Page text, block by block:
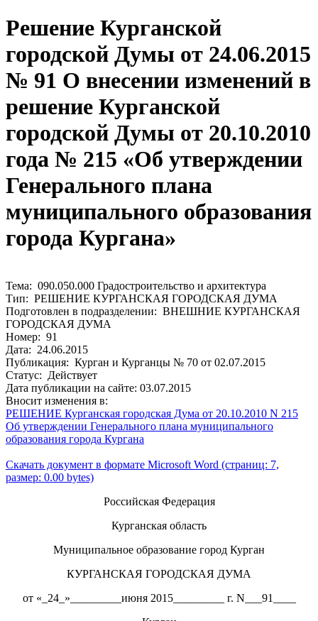
Решение Курганской
городской Думы от 24.06.2015
№ 91 О внесении изменений в
решение Курганской
городской Думы от 20.10.2010
года № 215 «Об утверждении
Генерального плана
муниципального образования
города Кургана»
Тема: 090.050.000 Градостроительство и архитектура
Тип: РЕШЕНИЕ КУРГАНСКАЯ ГОРОДСКАЯ ДУМА
Подготовлен в подразделении: ВНЕШНИЕ КУРГАНСКАЯ
ГОРОДСКАЯ ДУМА
Номер: 91
Дата: 24.06.2015
Публикация: Курган и Курганцы № 70 от 02.07.2015
Статус: Действует
Дата публикации на сайте: 03.07.2015
Вносит изменения в:
РЕШЕНИЕ Курганская городская Дума от 20.10.2010 N 215
Об утверждении Генерального плана муниципального
образования города Кургана
Скачать документ в формате Microsoft Word (страниц: 7,
размер: 0.00 bytes)
Российская Федерация
Курганская область
Муниципальное образование город Курган
КУРГАНСКАЯ ГОРОДСКАЯ ДУМА
от «_24_»_________июня 2015_________ г. N___91____